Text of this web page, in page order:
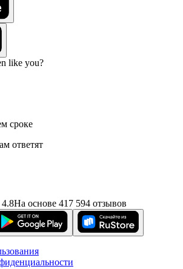
сроке
ответят
На основе 417 594 отзывов